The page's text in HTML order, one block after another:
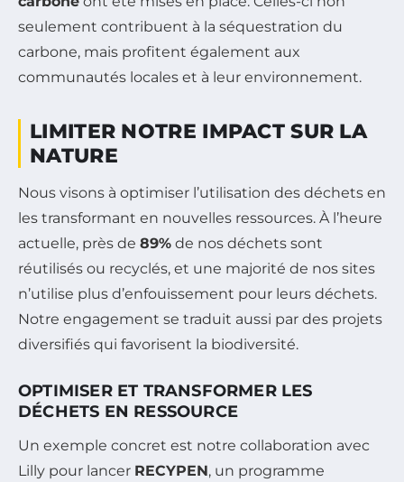
seulement contribuent à la séquestration du
carbone, mais profitent également aux
communautés locales et à leur environnement.
LIMITER NOTRE IMPACT SUR LA
NATURE
Nous visons à optimiser l’utilisation des déchets en
les transformant en nouvelles ressources. À l’heure
actuelle, près de 89% de nos déchets sont
réutilisés ou recyclés, et une majorité de nos sites
n’utilise plus d’enfouissement pour leurs déchets.
Notre engagement se traduit aussi par des projets
diversifiés qui favorisent la biodiversité.
OPTIMISER ET TRANSFORMER LES
DÉCHETS EN RESSOURCE
Un exemple concret est notre collaboration avec
Lilly pour lancer RECYPEN, un programme